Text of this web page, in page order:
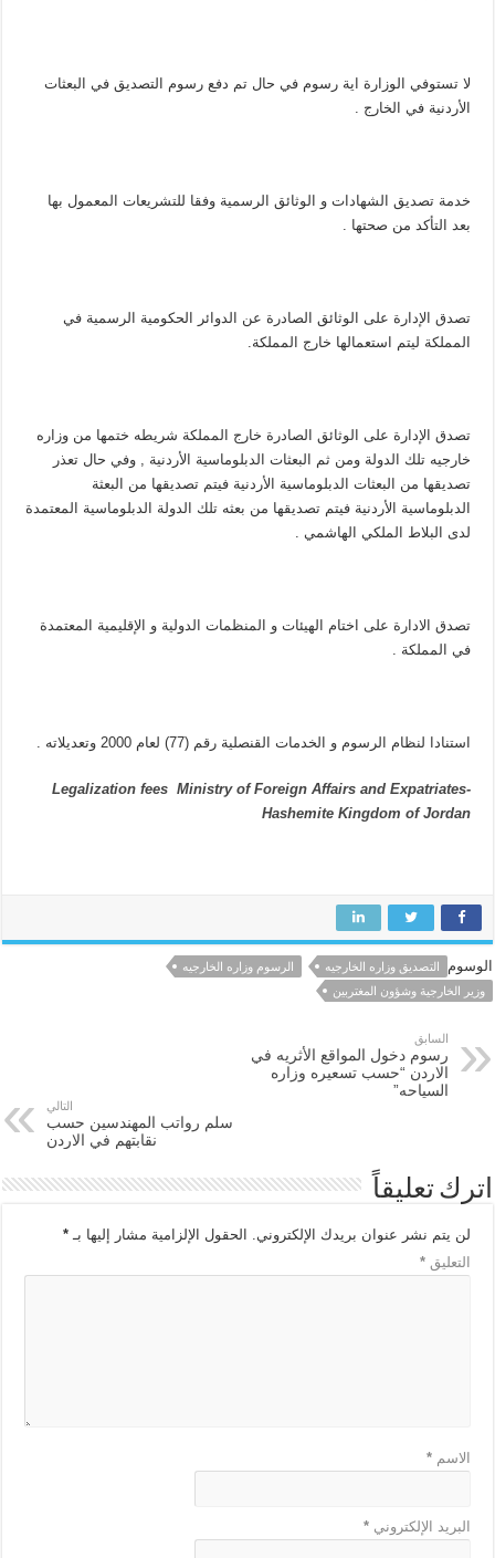
لا تستوفي الوزارة اية رسوم في حال تم دفع رسوم التصديق في البعثات
الأردنية في الخارج .
خدمة تصديق الشهادات و الوثائق الرسمية وفقا للتشريعات المعمول بها
بعد التأكد من صحتها .
تصدق الإدارة على الوثائق الصادرة عن الدوائر الحكومية الرسمية في
المملكة ليتم استعمالها خارج المملكة.
تصدق الإدارة على الوثائق الصادرة خارج المملكة شريطه ختمها من وزاره
خارجيه تلك الدولة ومن ثم البعثات الدبلوماسية الأردنية , وفي حال تعذر
تصديقها من البعثات الدبلوماسية الأردنية فيتم تصديقها من البعثة
الدبلوماسية الأردنية فيتم تصديقها من بعثه تلك الدولة الدبلوماسية المعتمدة
لدى البلاط الملكي الهاشمي .
تصدق الادارة على اختام الهيئات و المنظمات الدولية و الإقليمية المعتمدة
في المملكة .
استنادا لنظام الرسوم و الخدمات القنصلية رقم (77) لعام 2000 وتعديلاته .
Legalization fees Ministry of Foreign Affairs and Expatriates-
Hashemite Kingdom of Jordan
الوسوم التصديق وزاره الخارجيه
الرسوم وزاره الخارجيه
وزير الخارجية وشؤون المغتربين
السابق
رسوم دخول المواقع الأثريه في
الاردن “حسب تسعيره وزاره
السياحه”
التالي
سلم رواتب المهندسين حسب
نقابتهم في الاردن
اترك تعليقاً
لن يتم نشر عنوان بريدك الإلكتروني. الحقول الإلزامية مشار إليها بـ*
التعليق*
الاسم*
البريد الإلكتروني*